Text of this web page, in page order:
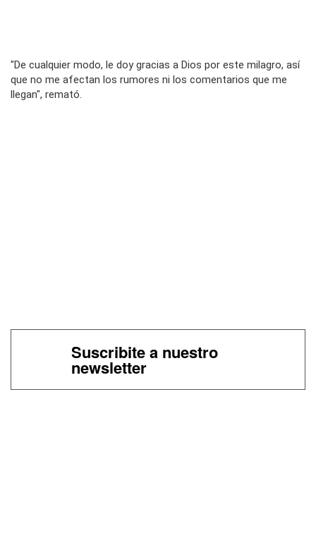
"De cualquier modo, le doy gracias a Dios por este milagro, así
que no me afectan los rumores ni los comentarios que me
llegan", remató.
Suscribite a nuestro
newsletter